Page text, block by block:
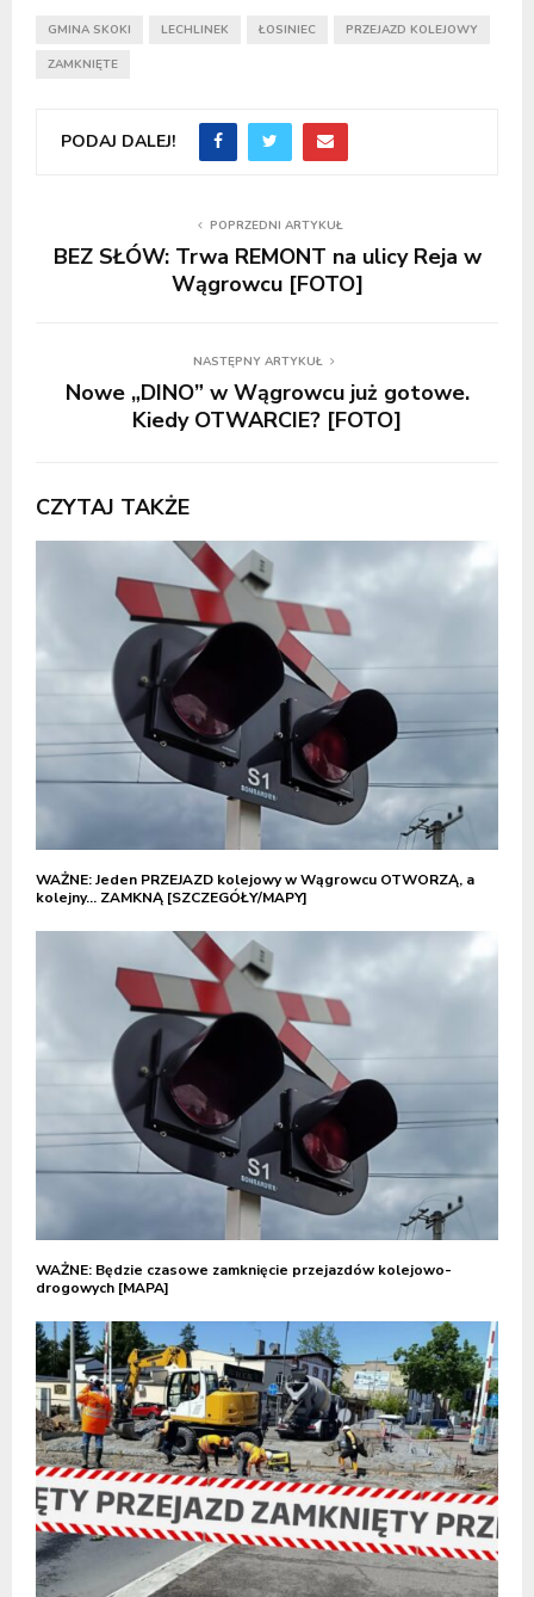
GMINA SKOKI LECHLINEK ŁOSINIEC PRZEJAZD KOLEJOWY
ZAMKNIĘTE
PODAJ DALEJ!
POPRZEDNI ARTYKUŁ
BEZ SŁÓW: Trwa REMONT na ulicy Reja w
Wągrowcu [FOTO]
NASTĘPNY ARTYKUŁ
Nowe „DINO” w Wągrowcu już gotowe.
Kiedy OTWARCIE? [FOTO]
CZYTAJ TAKŻE
WAŻNE: Jeden PRZEJAZD kolejowy w Wągrowcu OTWORZĄ, a
kolejny… ZAMKNĄ [SZCZEGÓŁY/MAPY]
WAŻNE: Będzie czasowe zamknięcie przejazdów kolejowo-
drogowych [MAPA]